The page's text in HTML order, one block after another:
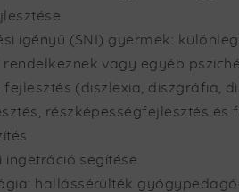
igényű (SNI) gyermek:
rendelkeznek vagy egyéb
fejlesztés (diszlexia, diszgráfia,
részképességfejlesztés és
segítése
hallássérülték